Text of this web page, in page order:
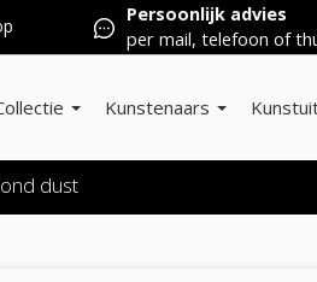
Persoonlijk advies
per mail, telefoon of
Kunstenaars
dust